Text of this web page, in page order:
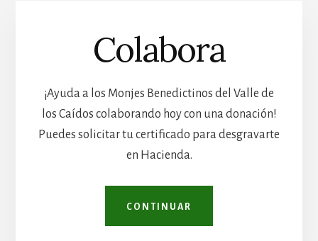
Colabora
¡Ayuda a los Monjes Benedictinos del Valle de
los Caídos colaborando hoy con una donación!
Puedes solicitar tu certificado para desgravarte
en Hacienda.
CONTINUAR